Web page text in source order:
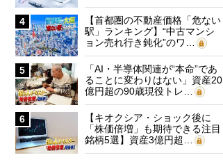
4
【首都圏の不動産価格「危ない
駅」ランキング】“中古マンシ
ョン売れ行き鈍化”のワ…
5
「AI・半導体関連が“本命”であ
ることに変わりはない」資産20
億円超の90歳現役トレ…
6
【キオクシア・ショック後に
「株価倍増」も期待できる注目
銘柄5選】資産3億円超…